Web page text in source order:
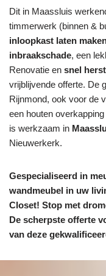
Dit in Maassluis
timmerwerk (binnen &
inloopkast laten
inbraakschade, een
Renovatie en snel
vrijblijvende offerte. De
Rijnmond, ook voor de
een houten
is werkzaam in
Nieuwerkerk.
Gespecialiseerd in
wandmeubel in uw
Closet! Stop met
De scherpste offerte
van deze